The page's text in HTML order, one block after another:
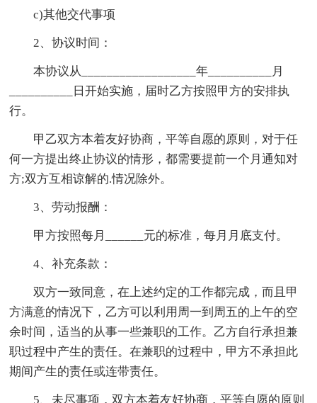
c)其他交代事项
2、协议时间：
本协议从__________________年__________月
__________日开始实施，届时乙方按照甲方的安排执
行。
甲乙双方本着友好协商，平等自愿的原则，对于任
何一方提出终止协议的情形，都需要提前一个月通知对
方;双方互相谅解的.情况除外。
3、劳动报酬：
甲方按照每月______元的标准，每月月底支付。
4、补充条款：
双方一致同意，在上述约定的工作都完成，而且甲
方满意的情况下，乙方可以利用周一到周五的上午的空
余时间，适当的从事一些兼职的工作。乙方自行承担兼
职过程中产生的责任。在兼职的过程中，甲方不承担此
期间产生的责任或连带责任。
5、未尽事项，双方本着友好协商，平等自愿的原则